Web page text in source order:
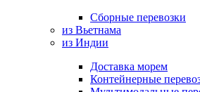
Сборные перевозки
из Вьетнама
из Индии
Доставка морем
Контейнерные